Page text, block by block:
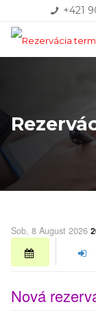
+421
Sob, 8 August 2026
Nová